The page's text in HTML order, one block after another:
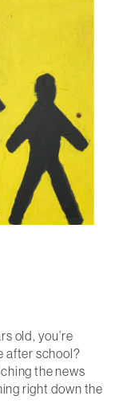
old, you’re
after school?
the news
right down the